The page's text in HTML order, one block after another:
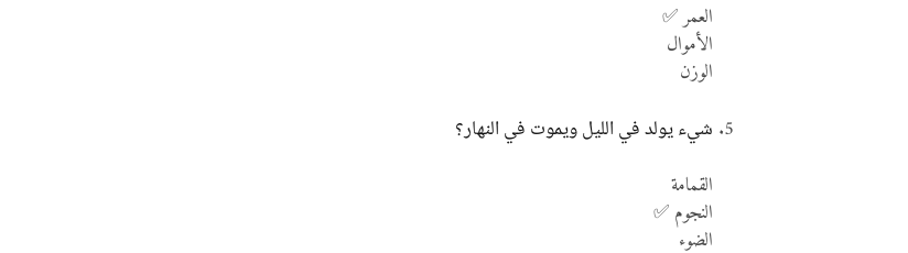
العمر ✅
الأموال
الوزن
شيء يولد في الليل ويموت في النهار؟
القمامة
النجوم ✅
الضوء